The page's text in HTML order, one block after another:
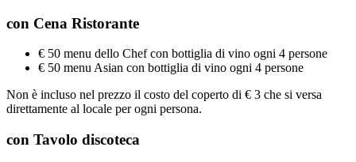
con Cena Ristorante
€ 50 menu dello Chef con bottiglia di vino ogni 4 persone
€ 50 menu Asian con bottiglia di vino ogni 4 persone
Non è incluso nel prezzo il costo del coperto di € 3 che si versa
direttamente al locale per ogni persona.
con Tavolo discoteca